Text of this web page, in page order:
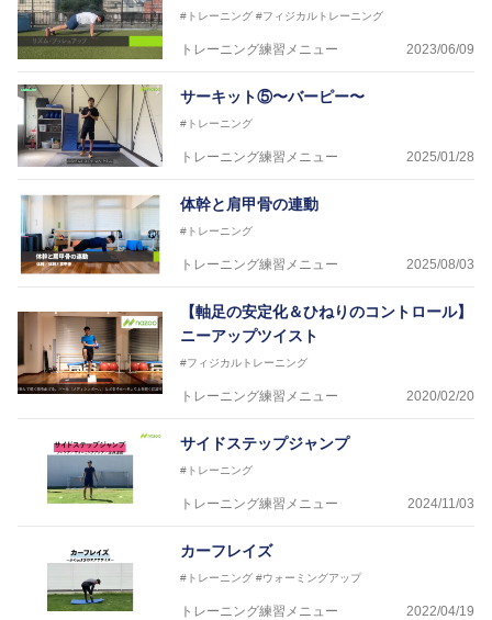
ている。#トレーニング #フィジカルトレーニング
トレーニング練習メニュー 2023/06/09
サーキット⑤〜バーピー〜
#トレーニング
トレーニング練習メニュー 2025/01/28
体幹と肩甲骨の連動
#トレーニング
トレーニング練習メニュー 2025/08/03
【軸足の安定化＆ひねりのコントロール】
ニーアップツイスト
#フィジカルトレーニング
トレーニング練習メニュー 2020/02/20
サイドステップジャンプ
#トレーニング
トレーニング練習メニュー 2024/11/03
カーフレイズ
#トレーニング #ウォーミングアップ
トレーニング練習メニュー 2022/04/19